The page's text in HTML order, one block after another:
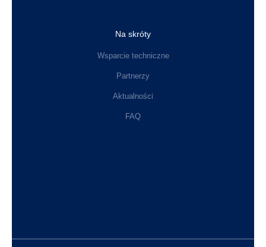
Na skróty
Wsparcie techniczne
Partnerzy
Aktualności
FAQ